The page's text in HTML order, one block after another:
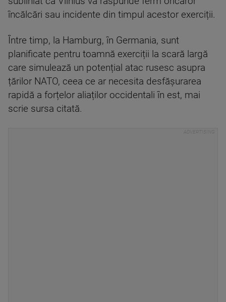
încălcări sau incidente din timpul acestor exerciții.
Între timp, la Hamburg, în Germania, sunt
planificate pentru toamnă exerciții la scară largă
care simulează un potențial atac rusesc asupra
țărilor NATO, ceea ce ar necesita desfășurarea
rapidă a forțelor aliaților occidentali în est, mai
scrie sursa citată.